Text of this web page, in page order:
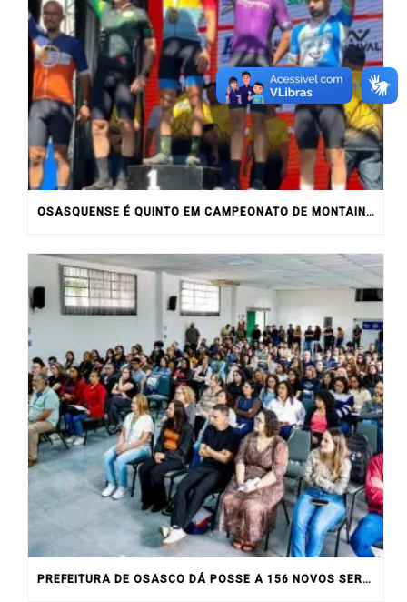
OSASQUENSE É QUINTO EM CAMPEONATO DE MONTAIN BIKE NO INTERIOR DO ESTADO
PREFEITURA DE OSASCO DÁ POSSE A 156 NOVOS SERVIDORES